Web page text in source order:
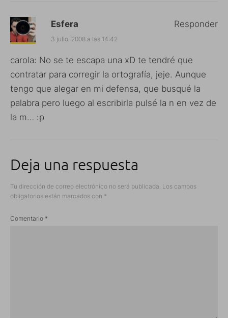
Esfera
3 julio, 2008 a las 14:42
carola: No se te escapa una xD te tendré que
contratar para corregir la ortografía, jeje. Aunque
tengo que alegar en mi defensa, que busqué la
palabra pero luego al escribirla pulsé la n en vez de
la m… :p
Responder
Deja una respuesta
Tu dirección de correo electrónico no será publicada. Los campos
obligatorios están marcados con *
Comentario *